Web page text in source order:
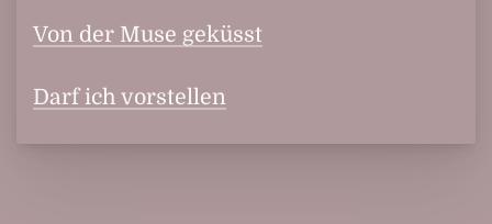
Von der Muse geküsst
Darf ich vorstellen